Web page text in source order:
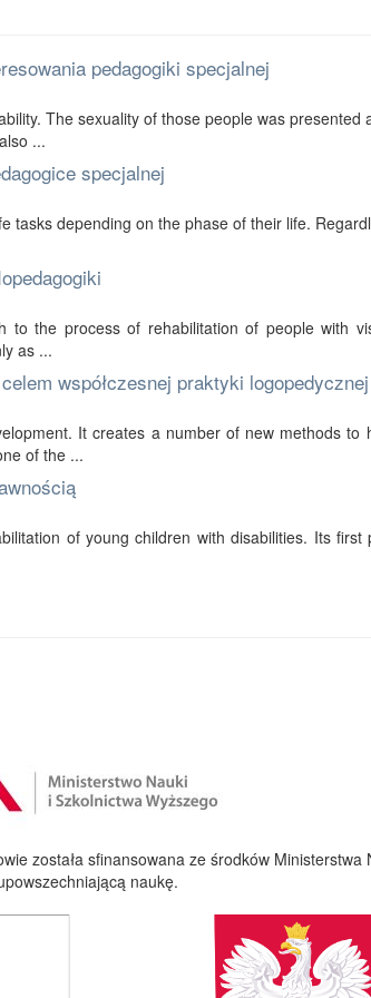
pedagogiki specjalnej
The sexuality of those people was presented
...
specjalnej
tasks depending on the phase of their life.
to the process of rehabilitation of people with
as ...
współczesnej praktyki logopedycznej
It creates a number of new methods to
of the ...
of young children with disabilities. Its first
została sfinansowana ze środków Ministerstwa
naukę.